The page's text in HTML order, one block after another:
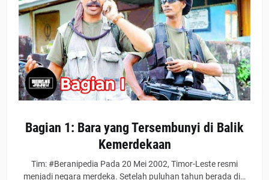
Bagian 1: Bara yang Tersembunyi di Balik
Kemerdekaan
Tim: #Beranipedia Pada 20 Mei 2002, Timor-Leste resmi
menjadi negara merdeka. Setelah puluhan tahun berada di…